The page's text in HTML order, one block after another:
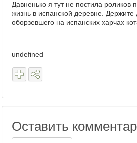
Архив
Давненько я тут не постила роликов
жизнь в испанской деревне. Держите
оборзевшего на испанских харчах
undefined
Оставить